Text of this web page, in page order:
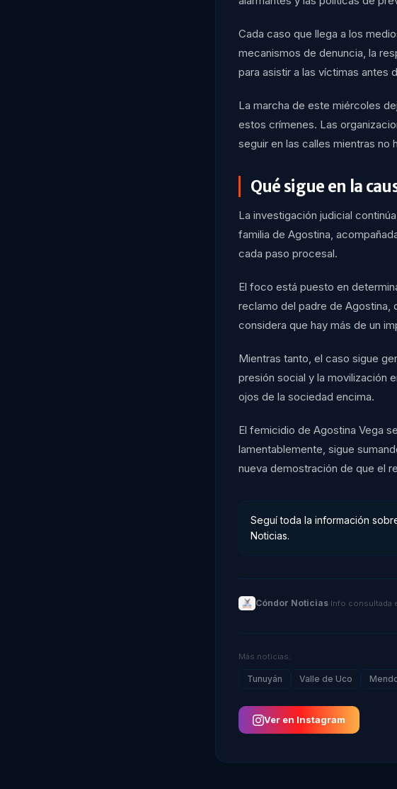
Cada caso que llega a los
mecanismos de denuncia, la
para asistir a las víctimas antes
La marcha de este miércoles
estos crímenes. Las
seguir en las calles mientras no
Qué sigue en la
La investigación judicial
familia de Agostina,
cada paso procesal.
El foco está puesto en
reclamo del padre de Agostina,
considera que hay más de un
Mientras tanto, el caso sigue
presión social y la movilización
ojos de la sociedad encima.
El femicidio de Agostina Vega
lamentablemente, sigue
nueva demostración de que el
Seguí toda la información
Noticias.
Cóndor Noticias· Info consultada
Más noticias:
Tunuyán Valle de Uco
Ver en Instagram